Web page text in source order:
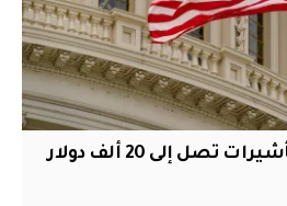
أميركا تقر سندات تأشيرات تصل إلى 20 ألف دولار